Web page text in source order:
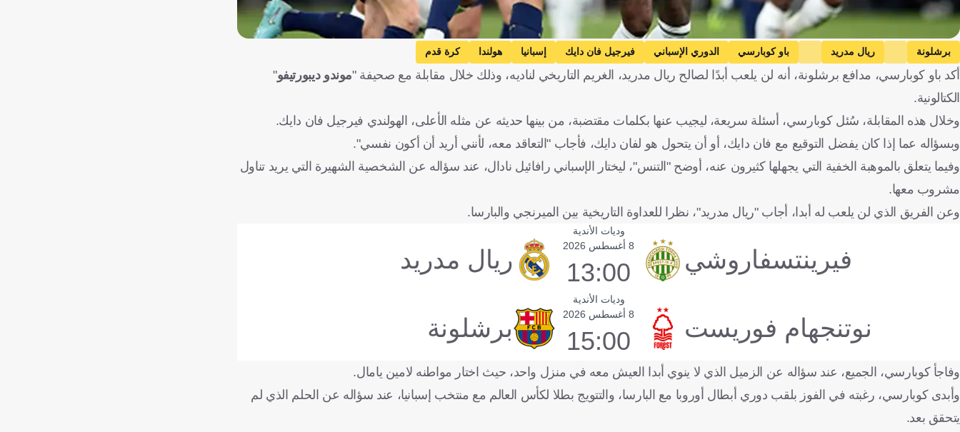
برشلونة ريال مدريد باو كوبارسي الدوري الإسباني فيرجيل فان دايك إسبانيا هولندا كرة قدم
أكد باو كوبارسي، مدافع برشلونة، أنه لن يلعب أبدًا لصالح ريال مدريد، الغريم التاريخي لناديه، وذلك خلال مقابلة مع صحيفة "موندو ديبورتيفو"
الكتالونية.
وخلال هذه المقابلة، سُئل كوبارسي، أسئلة سريعة، ليجيب عنها بكلمات مقتضبة، من بينها حديثه عن مثله الأعلى، الهولندي فيرجيل فان دايك.
وبسؤاله عما إذا كان يفضل التوقيع مع فان دايك، أو أن يتحول هو لفان دايك، فأجاب "التعاقد معه، لأنني أريد أن أكون نفسي".
وفيما يتعلق بالموهبة الخفية التي يجهلها كثيرون عنه، أوضح "التنس"، ليختار الإسباني رافائيل نادال، عند سؤاله عن الشخصية الشهيرة التي يريد تناول
مشروب معها.
وعن الفريق الذي لن يلعب له أبدا، أجاب "ريال مدريد"، نظرا للعداوة التاريخية بين الميرنجي والبارسا.
وديات الأندية
فيرينتسفاروشي 8 أغسطس 2026
13:00 ريال مدريد
وديات الأندية
نوتنجهام فوريست 8 أغسطس 2026
15:00 برشلونة
وفاجأ كوبارسي، الجميع، عند سؤاله عن الزميل الذي لا ينوي أبدا العيش معه في منزل واحد، حيث اختار مواطنه لامين يامال.
وأبدى كوبارسي، رغبته في الفوز بلقب دوري أبطال أوروبا مع البارسا، والتتويج بطلا لكأس العالم مع منتخب إسبانيا، عند سؤاله عن الحلم الذي لم
يتحقق بعد.